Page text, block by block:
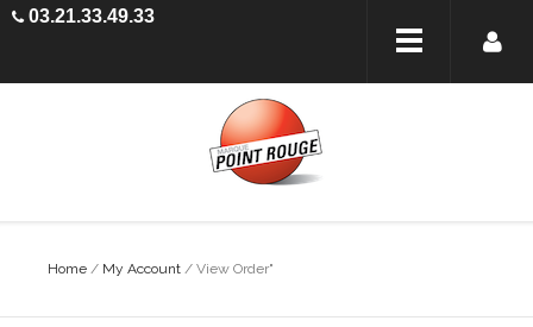
03.21.33.49.33
Home / My Account / View Order"